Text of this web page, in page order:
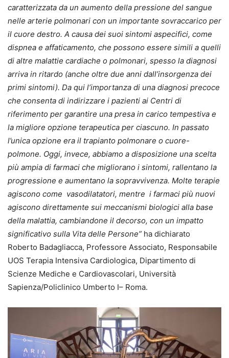
caratterizzata da un aumento della pressione del sangue
nelle arterie polmonari con un importante sovraccarico per
il cuore destro. A causa dei suoi sintomi aspecifici, come
dispnea e affaticamento, che possono essere simili a quelli
di altre malattie cardiache o polmonari, spesso la diagnosi
arriva in ritardo (anche oltre due anni dall’insorgenza dei
primi sintomi). Da qui l’importanza di una diagnosi precoce
che consenta di indirizzare i pazienti ai Centri di
riferimento per garantire una presa in carico tempestiva e
la migliore opzione terapeutica per ciascuno. In passato
l’unica opzione era il trapianto polmonare o cuore-
polmone. Oggi, invece, abbiamo a disposizione una scelta
più ampia di farmaci che migliorano i sintomi, rallentano la
progressione e aumentano la sopravvivenza. Molte terapie
agiscono come vasodilatatori, mentre i farmaci più nuovi
agiscono direttamente sui meccanismi biologici alla base
della malattia, cambiandone il decorso, con un impatto
significativo sulla Vita delle Persone” ha dichiarato
Roberto Badagliacca, Professore Associato, Responsabile
UOS Terapia Intensiva Cardiologica, Dipartimento di
Scienze Mediche e Cardiovascolari, Università
Sapienza/Policlinico Umberto I– Roma.